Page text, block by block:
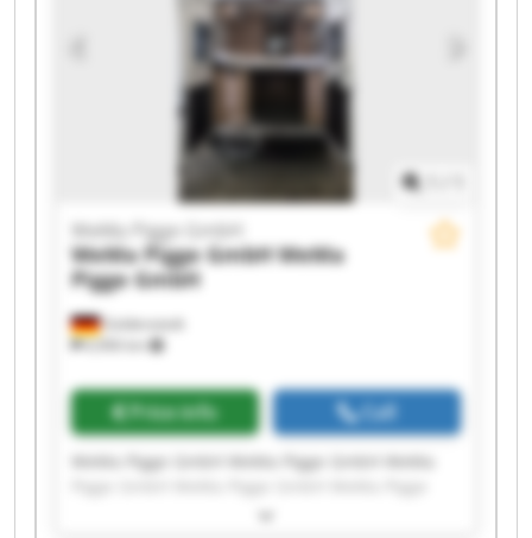
Goldenstedt
6,906 km
WeMa Pigge GmbH
WeMa Pigge GmbHWeMa
Pigge GmbH
Price info Call
WeMa Pigge GmbH WeMa Pigge GmbH WeMa
GmbH WeMa Pigge GmbH WeMa Pigge GmbH